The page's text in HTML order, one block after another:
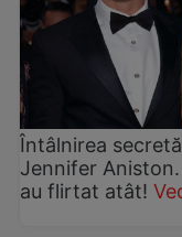
Întâlnirea
Jennifer
au flirtat atât!